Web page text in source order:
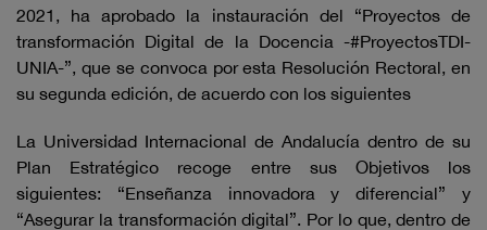
2021, ha aprobado la instauración del “Proyectos de
transformación Digital de la Docencia -#ProyectosTDI-
UNIA-”, que se convoca por esta Resolución Rectoral, en
su segunda edición, de acuerdo con los siguientes
La Universidad Internacional de Andalucía dentro de su
Plan Estratégico recoge entre sus Objetivos los
siguientes: “Enseñanza innovadora y diferencial” y
“Asegurar la transformación digital”. Por lo que, dentro de